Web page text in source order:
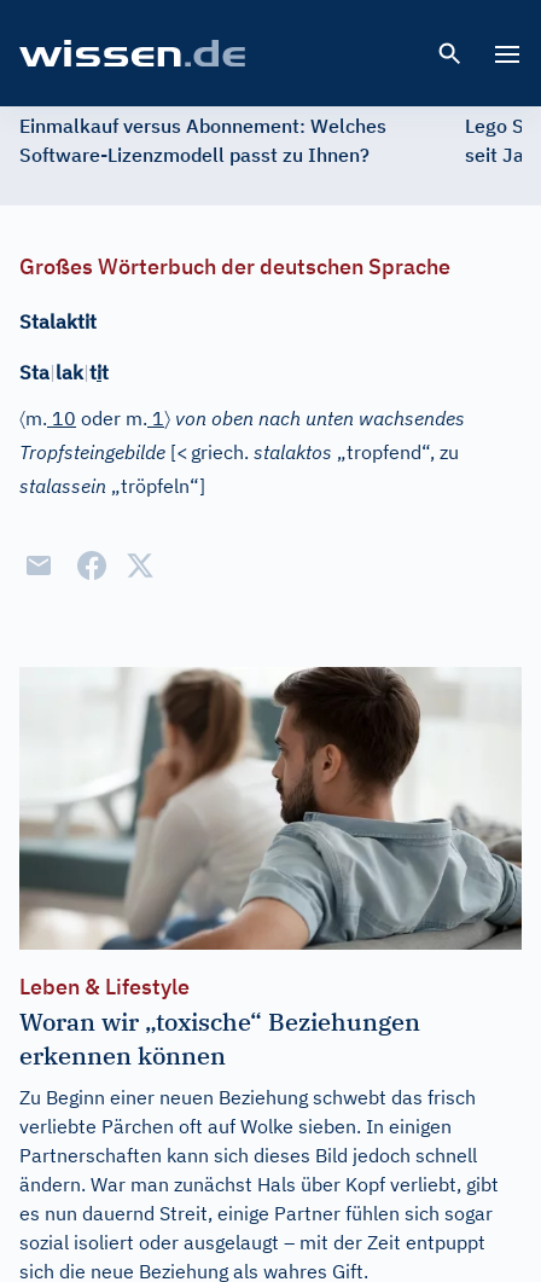
Einmalkauf versus Abonnement: Welches
Software-Lizenzmodell passt zu Ihnen?
Lego
seit
Großes Wörterbuch der deutschen Sprache
Stalaktit
Sta|lak|tit
〈m. 10 oder m. 1〉 von oben nach unten wachsendes
Tropfsteingebilde [< griech. stalaktos „tropfend“, zu
stalassein „tröpfeln“]
Leben & Lifestyle
Woran wir „toxische“ Beziehungen
erkennen können
Zu Beginn einer neuen Beziehung schwebt das frisch
verliebte Pärchen oft auf Wolke sieben. In einigen
Partnerschaften kann sich dieses Bild jedoch schnell
ändern. War man zunächst Hals über Kopf verliebt, gibt
es nun dauernd Streit, einige Partner fühlen sich sogar
sozial isoliert oder ausgelaugt – mit der Zeit entpuppt
sich die neue Beziehung als wahres Gift.